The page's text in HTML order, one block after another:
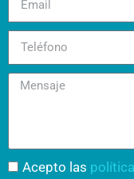
Acepto las